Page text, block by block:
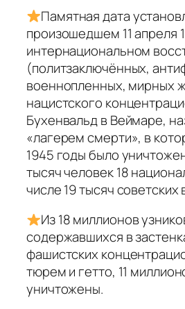
Памятная дата
произошедшем 11 апреля
интернациональном
(политзаключённых,
военнопленных, мирных
нацистского
Бухенвальд в Веймаре,
«лагерем смерти», в
1945 годы было
тысяч человек 18
числе 19 тысяч
Из 18 миллионов
содержавшихся в
фашистских
тюрем и гетто, 11
уничтожены.